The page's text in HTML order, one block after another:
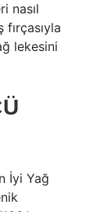
nasıl
lekesini
İyi Yağ